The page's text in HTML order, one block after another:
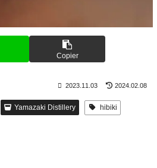
Copier
2023.11.03 2024.02.08
Yamazaki Distillery
hibiki